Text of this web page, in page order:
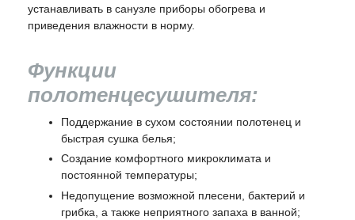
устанавливать в санузле приборы обогрева и
приведения влажности в норму.
Функции
полотенцесушителя:
Поддержание в сухом состоянии полотенец и
быстрая сушка белья;
Создание комфортного микроклимата и
постоянной температуры;
Недопущение возможной плесени, бактерий и
грибка, а также неприятного запаха в ванной;